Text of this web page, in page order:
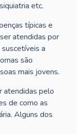
etc.
típicas e
atendidas por
a
são
mais jovens.
atendidas pelo
de como as
Alguns dos